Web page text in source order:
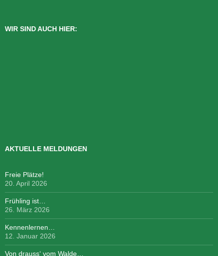
WIR SIND AUCH HIER:
AKTUELLE MELDUNGEN
Freie Plätze!
20. April 2026
Frühling ist…
26. März 2026
Kennenlernen…
12. Januar 2026
Von drauss‘ vom Walde…